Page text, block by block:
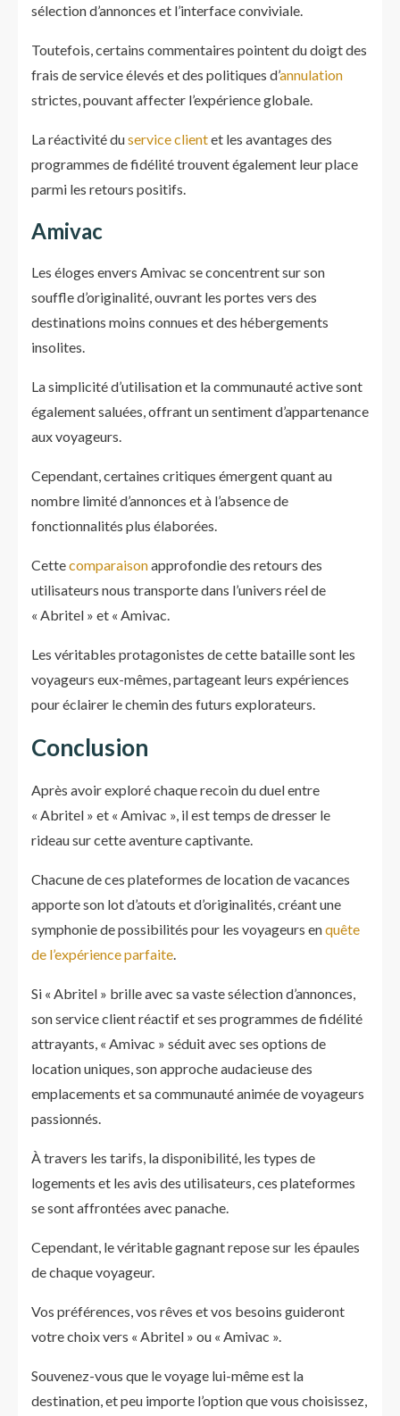
sélection d’annonces et l’interface conviviale.
Toutefois, certains commentaires pointent du doigt des
frais de service élevés et des politiques d’annulation
strictes, pouvant affecter l’expérience globale.
La réactivité duservice clientet les avantages des
programmes de fidélité trouvent également leur place
parmi les retours positifs.
Amivac
Les éloges envers Amivac se concentrent sur son
souffle d’originalité, ouvrant les portes vers des
destinations moins connues et des hébergements
insolites.
La simplicité d’utilisation et la communauté active sont
également saluées, offrant un sentiment d’appartenance
aux voyageurs.
Cependant, certaines critiques émergent quant au
nombre limité d’annonces et à l’absence de
fonctionnalités plus élaborées.
Cettecomparaisonapprofondie des retours des
utilisateurs nous transporte dans l’univers réel de
« Abritel » et « Amivac.
Les véritables protagonistes de cette bataille sont les
voyageurs eux-mêmes, partageant leurs expériences
pour éclairer le chemin des futurs explorateurs.
Conclusion
Après avoir exploré chaque recoin du duel entre
« Abritel » et « Amivac », il est temps de dresser le
rideau sur cette aventure captivante.
Chacune de ces plateformes de location de vacances
apporte son lot d’atouts et d’originalités, créant une
symphonie de possibilités pour les voyageurs enquête
de l’expérience parfaite.
Si « Abritel » brille avec sa vaste sélection d’annonces,
son service client réactif et ses programmes de fidélité
attrayants, « Amivac » séduit avec ses options de
location uniques, son approche audacieuse des
emplacements et sa communauté animée de voyageurs
passionnés.
À travers les tarifs, la disponibilité, les types de
logements et les avis des utilisateurs, ces plateformes
se sont affrontées avec panache.
Cependant, le véritable gagnant repose sur les épaules
de chaque voyageur.
Vos préférences, vos rêves et vos besoins guideront
votre choix vers « Abritel » ou « Amivac ».
Souvenez-vous que le voyage lui-même est la
destination, et peu importe l’option que vous choisissez,